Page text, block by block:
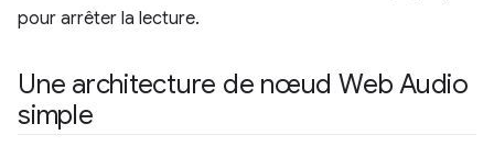
pour arrêter la lecture.
Une architecture de nœud Web Audio
simple